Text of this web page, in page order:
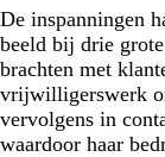
De inspanningen
beeld bij drie
brachten met
vrijwilligerswerk
vervolgens in
waardoor haar